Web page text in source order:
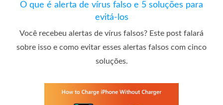
O que é alerta de vírus falso e 5 soluções para
evitá-los
Você recebeu alertas de vírus falsos? Este post falará
sobre isso e como evitar esses alertas falsos com cinco
soluções.